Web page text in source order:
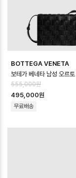
BOTTEGA VENETA
555,000원
495,000원
무료배송